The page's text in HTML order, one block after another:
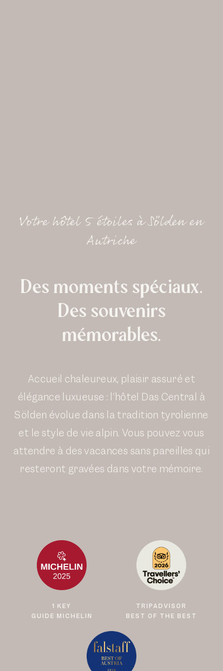
Votre hôtel 5 étoiles à Sölden en
Autriche
Des moments spéciaux.
Des souvenirs
mémorables.
Accueil chaleureux, plaisir assuré et
élégance luxueuse : l’hôtel Das Central à
Sölden évolue dans la tradition tyrolienne
et le style de vie alpin. Vous pouvez vous
attendre à des vacances sans pareilles qui
resteront gravées dans votre mémoire.
1 KEY
GUIDE MICHELIN
TRIPADVISOR
BEST OF THE BEST